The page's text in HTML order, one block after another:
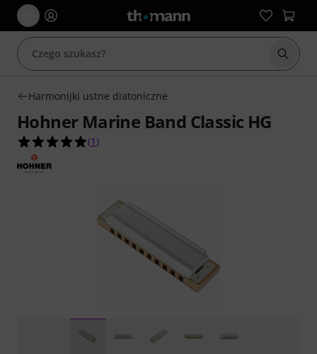
Harmonijki ustne diatoniczne
Hohner Marine Band Classic HG
5.0 na 5 gwiazdek z 1 ocen klientów
(1 )